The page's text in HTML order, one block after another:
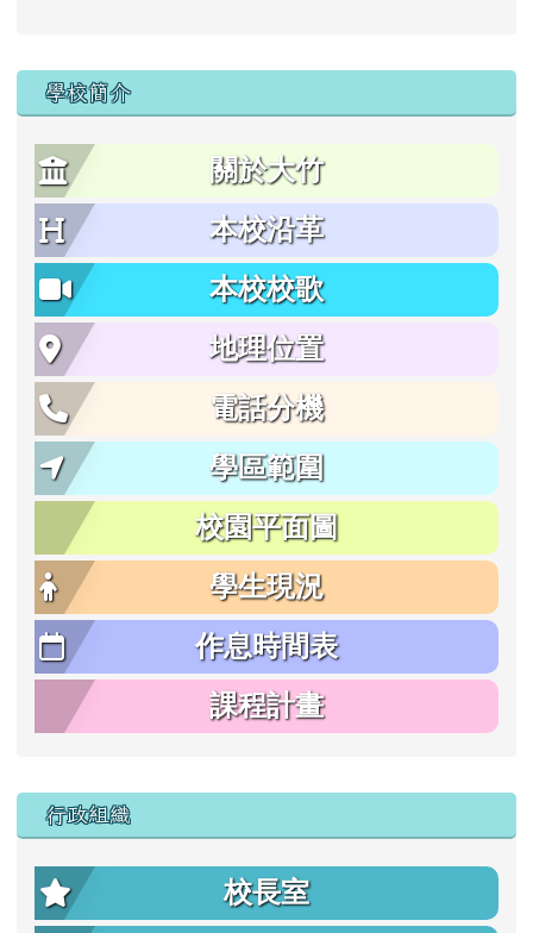
學校簡介
關於大竹
本校沿革
本校校歌
地理位置
電話分機
學區範圍
校園平面圖
學生現況
作息時間表
課程計畫
行政組織
校長室